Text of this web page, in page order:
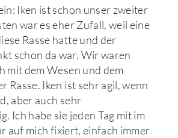
Iken ist schon unser zweiter
war es eher Zufall, weil eine
Rasse hatte und der
schon da war. Wir waren
mit dem Wesen und dem
Rasse. Iken ist sehr agil, wenn
aber auch sehr
Ich habe sie jeden Tag mit im
auf mich fixiert, einfach immer